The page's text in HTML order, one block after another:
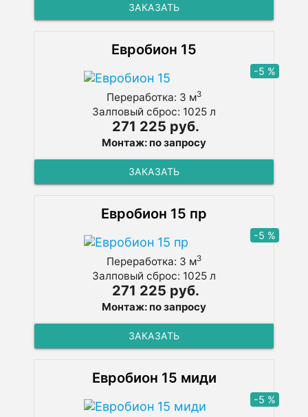
ЗАКАЗАТЬ
Евробион 15
-5 %
Переработка: 3 м3
Залповый сброс: 1025 л
271 225 руб.
Монтаж: по запросу
ЗАКАЗАТЬ
Евробион 15 пр
-5 %
Переработка: 3 м3
Залповый сброс: 1025 л
271 225 руб.
Монтаж: по запросу
ЗАКАЗАТЬ
Евробион 15 миди
-5 %